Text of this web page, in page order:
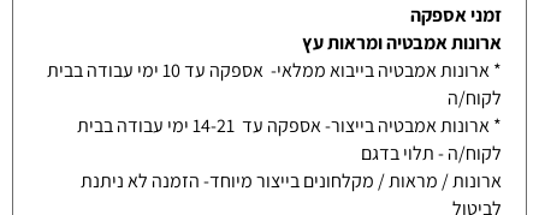
זמני אספקה
ארונות אמבטיה ומראות עץ
* ארונות אמבטיה בייבוא ממלאי- אספקה עד 10 ימי עבודה בבית
לקוח/ה
* ארונות אמבטיה בייצור- אספקה עד 14-21 ימי עבודה בבית
לקוח/ה - תלוי בדגם
ארונות / מראות / מקלחונים בייצור מיוחד- הזמנה לא ניתנת
לביטול